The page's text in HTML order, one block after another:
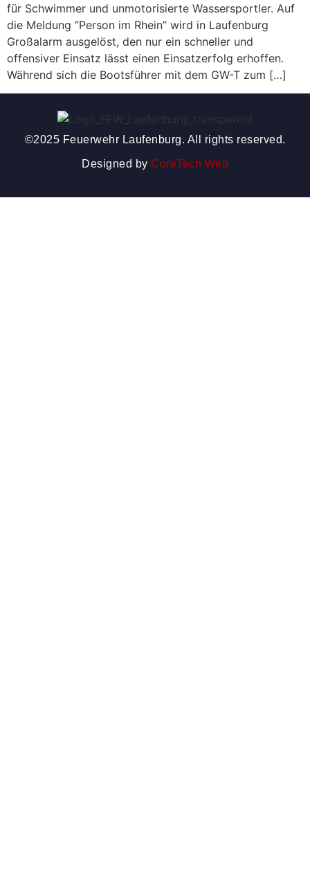
für Schwimmer und unmotorisierte Wassersportler. Auf
die Meldung “Person im Rhein” wird in Laufenburg
Großalarm ausgelöst, den nur ein schneller und
offensiver Einsatz lässt einen Einsatzerfolg erhoffen.
Während sich die Bootsführer mit dem GW-T zum […]
©2025 Feuerwehr Laufenburg. All rights reserved.
Designed by CoreTech Web